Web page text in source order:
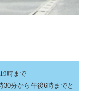
時まで
分から午後6時までと